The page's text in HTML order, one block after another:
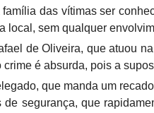
das vítimas ser
local, sem qualquer
de Oliveira, que atuou
é absurda, pois a
que manda um
segurança, que